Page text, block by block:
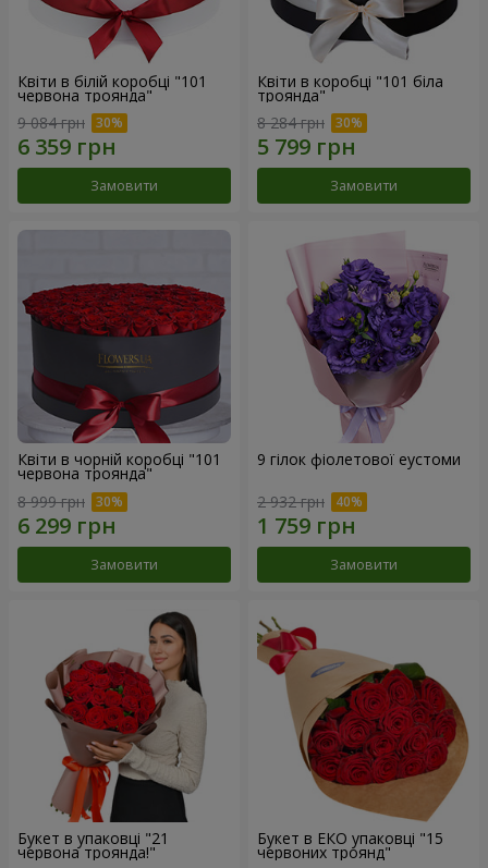
Квіти в білій коробці "101
червона троянда"
9 084 грн
Замовити
Квіти в коробці "101 біла
троянда"
8 284 грн
Замовити
Квіти в чорній коробці "101
червона троянда"
8 999 грн
Замовити
9 гілок фіолетової еустоми
2 932 грн
Замовити
Букет в упаковці "21
червона троянда!"
Букет в ЕКО упаковці "15
червоних троянд"